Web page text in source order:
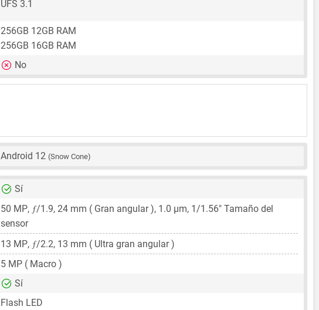
UFS 3.1
256GB 12GB RAM
256GB 16GB RAM
No
Android 12 (Snow Cone)
Sí
50 MP, ƒ/1.9, 24 mm ( Gran angular ), 1.0 μm, 1/1.56" Tamaño del
sensor
13 MP, ƒ/2.2, 13 mm ( Ultra gran angular )
5 MP ( Macro )
Sí
Flash LED